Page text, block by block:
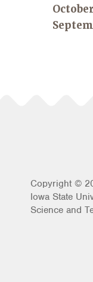
Copyright ©
Iowa State
Science and